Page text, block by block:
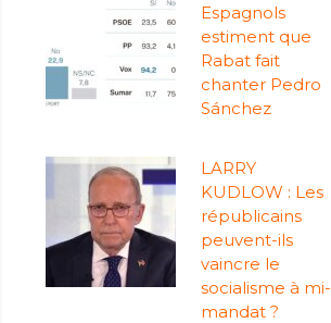
Espagnols
estiment que
Rabat fait
chanter Pedro
Sánchez
LARRY
KUDLOW : Les
républicains
peuvent-ils
vaincre le
socialisme à mi-
mandat ?